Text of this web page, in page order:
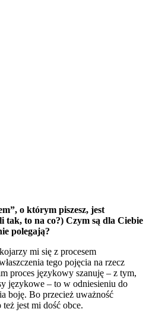
o którym piszesz, jest
tak, to na co?) Czym są dla Ciebie
polegają?
mi się z procesem
tego pojęcia na rzecz
proces językowy szanuję – z tym,
językowe – to w odniesieniu do
boję. Bo przecież uważność
jest mi dość obce.